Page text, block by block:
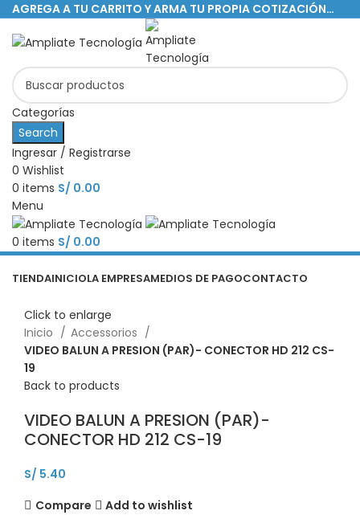
AGREGA A TU CARRITO Y ARMA TU PROPIA COTIZACIÓN…
Categorías
Search
Ingresar / Registrarse
0 Wishlist
0 items S/ 0.00
Menu
0 items S/ 0.00
Categorías
TIENDAINICIOLA EMPRESAMEDIOS DE PAGOCONTACTO
Click to enlarge
Inicio
Accessorios
VIDEO BALUN A PRESION (PAR)- CONECTOR HD 212 CS-
19
Back to products
VIDEO BALUN A PRESION (PAR)-
CONECTOR HD 212 CS-19
S/ 5.40
Compare
Add to wishlist